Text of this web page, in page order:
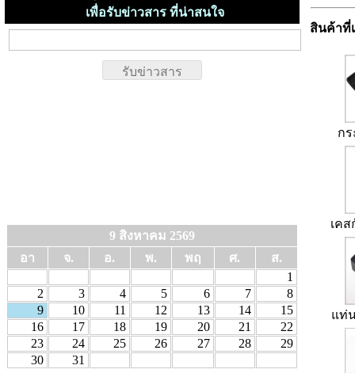
เพื่อรับข่าวสาร ที่น่าสนใจ
9 สิงหาคม 2569
อา
จ. อ. พ. พฤ ศ.
ส.
1
2
3 4 5 6 7
8
9
10 11 12 13 14
15
16
17 18 19 20 21
22
23
24 25 26 27 28
29
30
31
สินค้าที่
กร
เคส
แท่